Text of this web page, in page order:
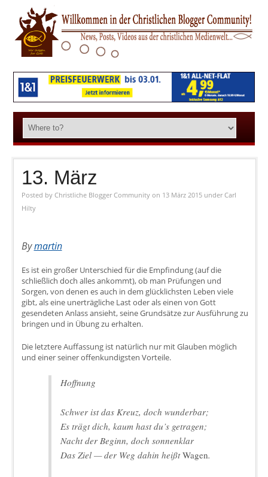
13. März
Posted by Christliche Blogger Community on 13 März 2015 under Carl
Hilty
Bymartin
Es ist ein großer Unterschied für die Empfindung (auf die
schließlich doch alles ankommt), ob man Prüfungen und
Sorgen, von denen es auch in dem glücklichsten Leben viele
gibt, als eine unerträgliche Last oder als einen von Gott
gesendeten Anlass ansieht, seine Grundsätze zur Ausführung zu
bringen und in Übung zu erhalten.
Die letztere Auffassung ist natürlich nur mit Glauben möglich
und einer seiner offenkundigsten Vorteile.
Hoffnung
Schwer ist das Kreuz, doch wunderbar;
Es trägt dich, kaum hast du’s getragen;
Nacht der Beginn, doch sonnenklar
Das Ziel — der Weg dahin heißtWagen.